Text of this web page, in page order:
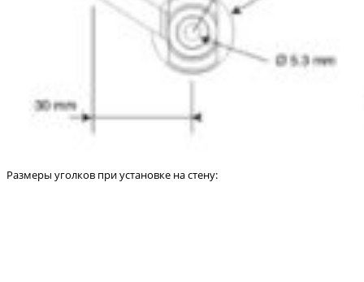
Размеры уголков при установке на стену: